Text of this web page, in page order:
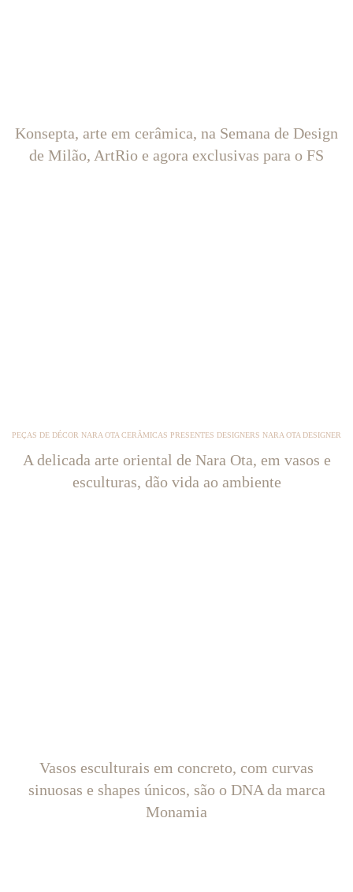
Konsepta, arte em cerâmica, na Semana de Design
de Milão, ArtRio e agora exclusivas para o FS
PEÇAS DE DÉCOR NARA OTA CERÂMICAS PRESENTES DESIGNERS NARA OTA DESIGNER
A delicada arte oriental de Nara Ota, em vasos e
esculturas, dão vida ao ambiente
Vasos esculturais em concreto, com curvas
sinuosas e shapes únicos, são o DNA da marca
Monamia